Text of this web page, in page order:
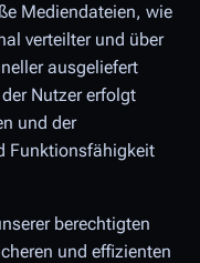
Mediendateien, wie
verteilter und über
ausgeliefert
Nutzer erfolgt
und der
Funktionsfähigkeit
berechtigten
und effizienten